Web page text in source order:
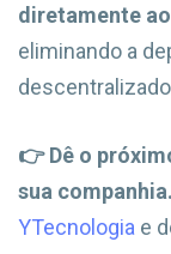
diretamente
eliminando a
👉 Dê o
sua companhia.
YTecnologia e